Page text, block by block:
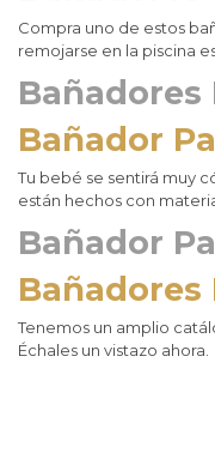
Compra uno de estos
remojarse en la piscina
Bañadores
Bañador
Tu bebé se sentirá muy
están hechos con
Bañador
Bañadores
Tenemos un amplio
Échales un vistazo ahora.